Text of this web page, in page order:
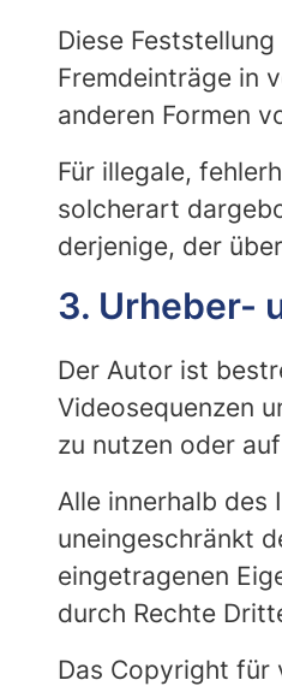
Diese
Fremdeinträge in
anderen Formen
Für illegale,
solcherart
derjenige, der
3. Urheber-
Der Autor ist
Videosequenzen
zu nutzen oder
Alle innerhalb des
uneingeschränkt
eingetragenen
durch Rechte
Das Copyright für